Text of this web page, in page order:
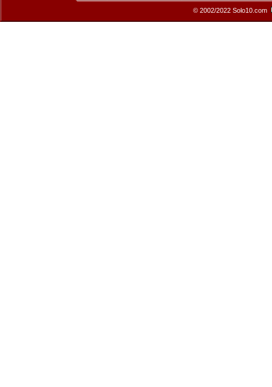
© 2002/2022 Solo10.com